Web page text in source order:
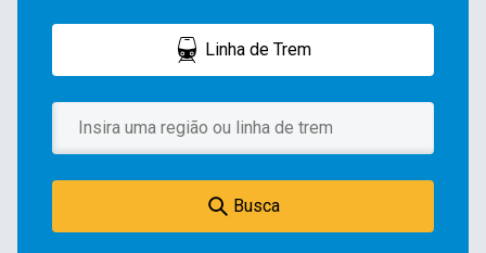
Linha de Trem
Busca